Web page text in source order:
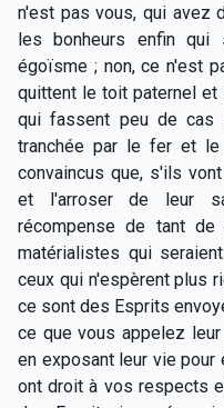
n'est pas vous, qui avez
les bonheurs enfin qui
égoïsme ; non, ce n'est
quittent le toit paternel et
qui fassent peu de
tranchée par le fer et
convaincus que, s'ils
et l'arroser de leur
récompense de tant
matérialistes qui
ceux qui n'espèrent plus
ce sont des Esprits
ce que vous appelez
en exposant leur vie
ont droit à vos respects